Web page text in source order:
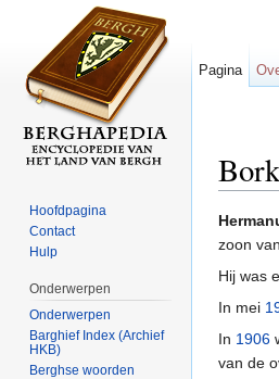
zoon
Hij was
In mei
In 1906
van de
Pagina
Hoofdpagina
Contact
Hulp
Onderwerpen
Onderwerpen
Barghief Index (Archief
HKB)
Berghse woorden